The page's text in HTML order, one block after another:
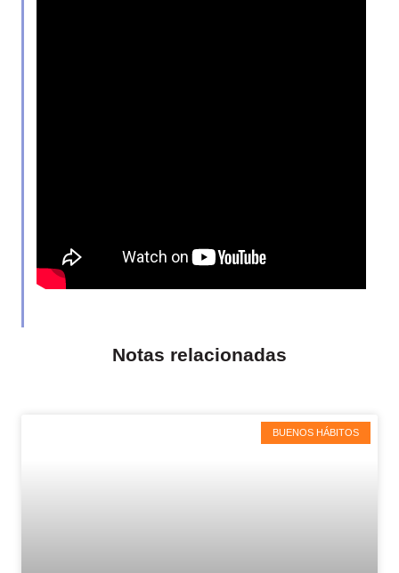
Notas relacionadas
BUENOS HÁBITOS